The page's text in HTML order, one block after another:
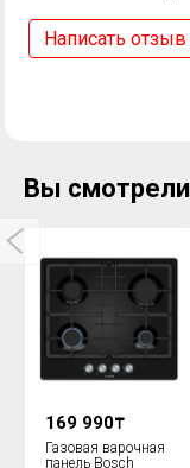
Написать отзыв
Вы смотрели
169 990₸
Газовая варочная
панель Bosch